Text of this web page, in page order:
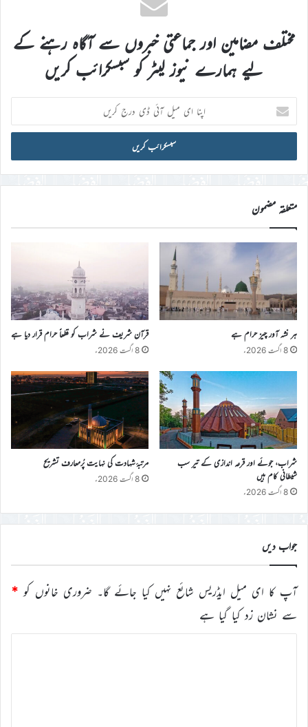
مختلف مضامین اور جماعتی خبروں سے آگاہ رہنے کے
لیے ہمارے نیوز لیٹر کو سبسکرائب کریں
اپنا
ای
میل
ڈی
درج
کریں
متعلقہ مضمون
ہر نشہ آور چیز حرام ہے
8 اگست 2026ء
قرآن شریف نے شراب کو قطعاً حرام قرار دیا ہے
8 اگست 2026ء
شراب، جوئے اور قرعہ اندازی کے تیر سب
شیطانی کام ہیں
8 اگست 2026ء
مرتبۂ شہادت کی نہایت پُرمعارف تشریح
8 اگست 2026ء
جواب دیں
آپ کا ای میل ایڈریس شائع نہیں کیا جائے گا۔ ضروری خانوں کو *
سے نشان زد کیا گیا ہے